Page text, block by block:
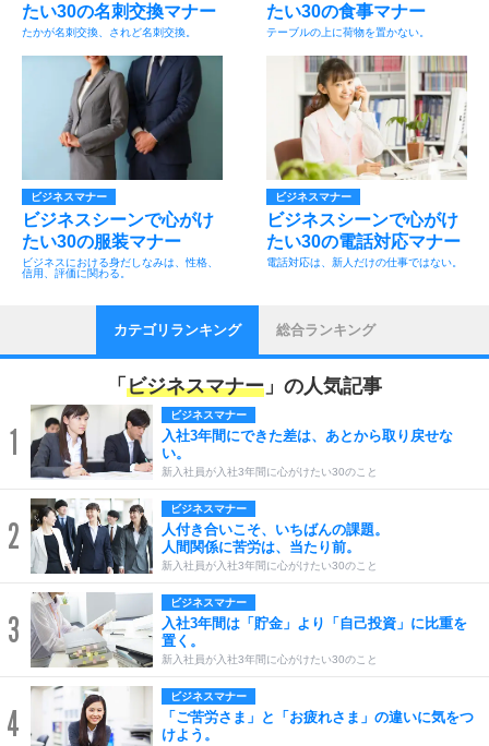
たい30の名刺交換マナー
たかが名刺交換、されど名刺交換。
たい30の食事マナー
テーブルの上に荷物を置かない。
ビジネスマナー
ビジネスシーンで心がけ
たい30の服装マナー
ビジネスにおける身だしなみは、性格、
信用、評価に関わる。
ビジネスマナー
ビジネスシーンで心がけ
たい30の電話対応マナー
電話対応は、新人だけの仕事ではない。
カテゴリランキング 総合ランキング
「 ビジネスマナー 」の人気記事
1
ビジネスマナー
入社3年間にできた差は、あとから取り戻せな
い。
新入社員が入社3年間に心がけたい30のこと
2
ビジネスマナー
人付き合いこそ、いちばんの課題。
人間関係に苦労は、当たり前。
新入社員が入社3年間に心がけたい30のこと
3
ビジネスマナー
入社3年間は「貯金」より「自己投資」に比重を
置く。
新入社員が入社3年間に心がけたい30のこと
4
ビジネスマナー
「ご苦労さま」と「お疲れさま」の違いに気をつ
けよう。